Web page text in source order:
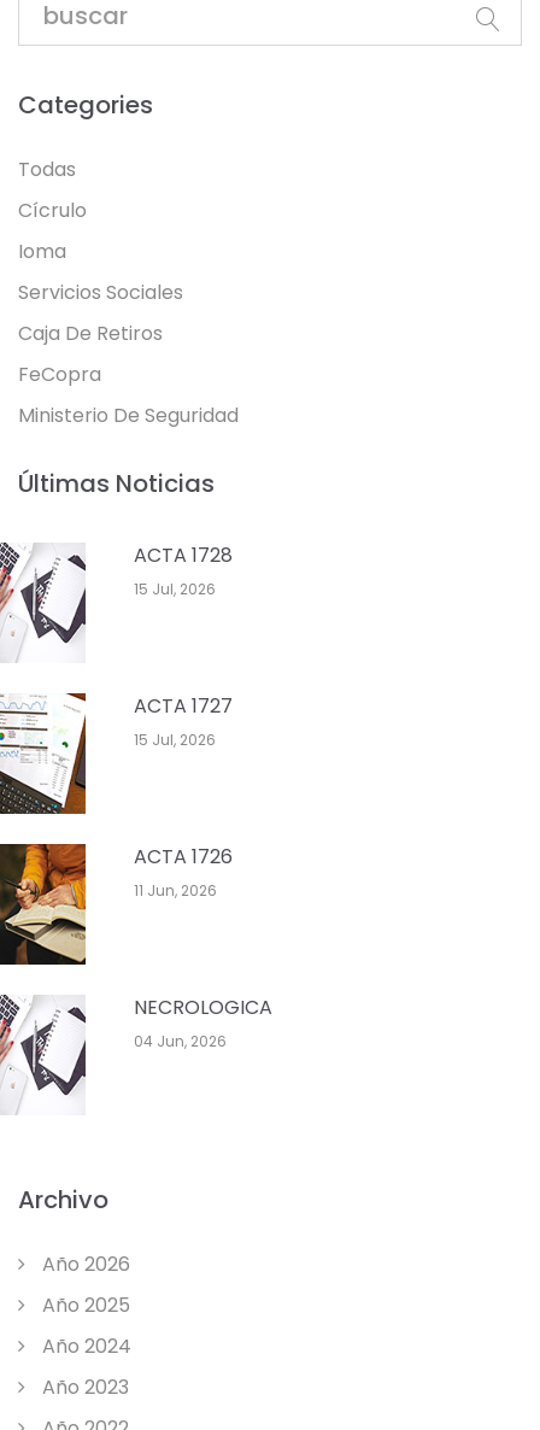
Categories
Todas
Cícrulo
Ioma
Servicios Sociales
Caja De Retiros
FeCopra
Ministerio De Seguridad
Últimas Noticias
ACTA 1728
15 Jul, 2026
ACTA 1727
15 Jul, 2026
ACTA 1726
11 Jun, 2026
NECROLOGICA
04 Jun, 2026
Archivo
Año 2026
Año 2025
Año 2024
Año 2023